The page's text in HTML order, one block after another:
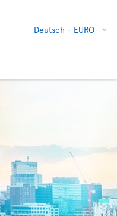
Deutsch - EURO